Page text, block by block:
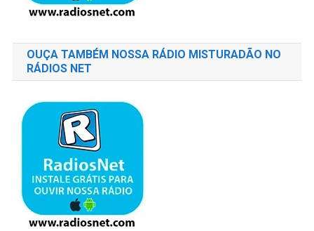
OUÇA TAMBÉM NOSSA RÁDIO MISTURADÃO NO
RÁDIOS NET